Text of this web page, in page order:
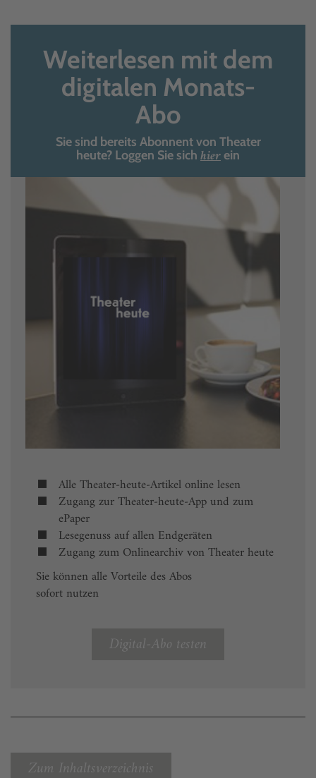
Weiterlesen mit dem
digitalen Monats-
Abo
Sie sind bereits Abonnent von Theater
heute? Loggen Sie sich hierein
Alle Theater-heute-Artikel online lesen
Zugang zur Theater-heute-App und zum
ePaper
Lesegenuss auf allen Endgeräten
Zugang zum Onlinearchiv von Theater heute
Sie können alle Vorteile des Abos
sofort nutzen
Digital-Abo testen
Zum Inhaltsverzeichnis